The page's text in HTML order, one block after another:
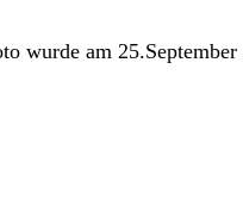
wurde am